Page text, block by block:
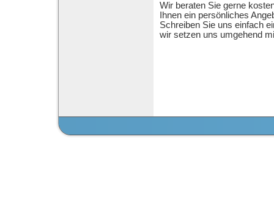
Wir beraten Sie gerne
Ihnen ein persönliches
Schreiben Sie uns einfach
wir setzen uns umgehend